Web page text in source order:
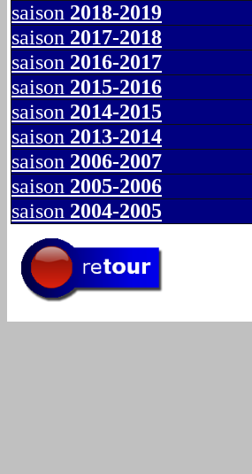
saison 2018-2019
saison 2017-2018
saison 2016-2017
saison 2015-2016
saison 2014-2015
saison 2013-2014
saison 2006-2007
saison 2005-2006
saison 2004-2005